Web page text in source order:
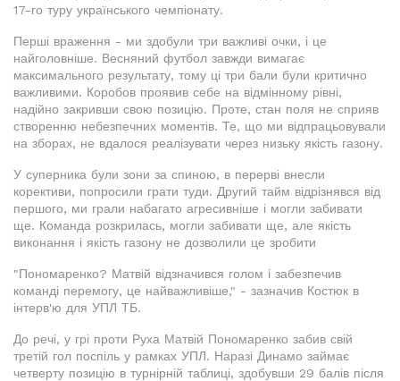
17-го туру українського чемпіонату.
Перші враження - ми здобули три важливі очки, і це
найголовніше. Весняний футбол завжди вимагає
максимального результату, тому ці три бали були критично
важливими. Коробов проявив себе на відмінному рівні,
надійно закривши свою позицію. Проте, стан поля не сприяв
створенню небезпечних моментів. Те, що ми відпрацьовували
на зборах, не вдалося реалізувати через низьку якість газону.
У суперника були зони за спиною, в перерві внесли
корективи, попросили грати туди. Другий тайм відрізнявся від
першого, ми грали набагато агресивніше і могли забивати
ще. Команда розкрилась, могли забивати ще, але якість
виконання і якість газону не дозволили це зробити
"Пономаренко? Матвій відзначився голом і забезпечив
команді перемогу, це найважливіше," - зазначив Костюк в
інтерв'ю для УПЛ ТБ.
До речі, у грі проти Руха Матвій Пономаренко забив свій
третій гол поспіль у рамках УПЛ. Наразі Динамо займає
четверту позицію в турнірній таблиці, здобувши 29 балів після